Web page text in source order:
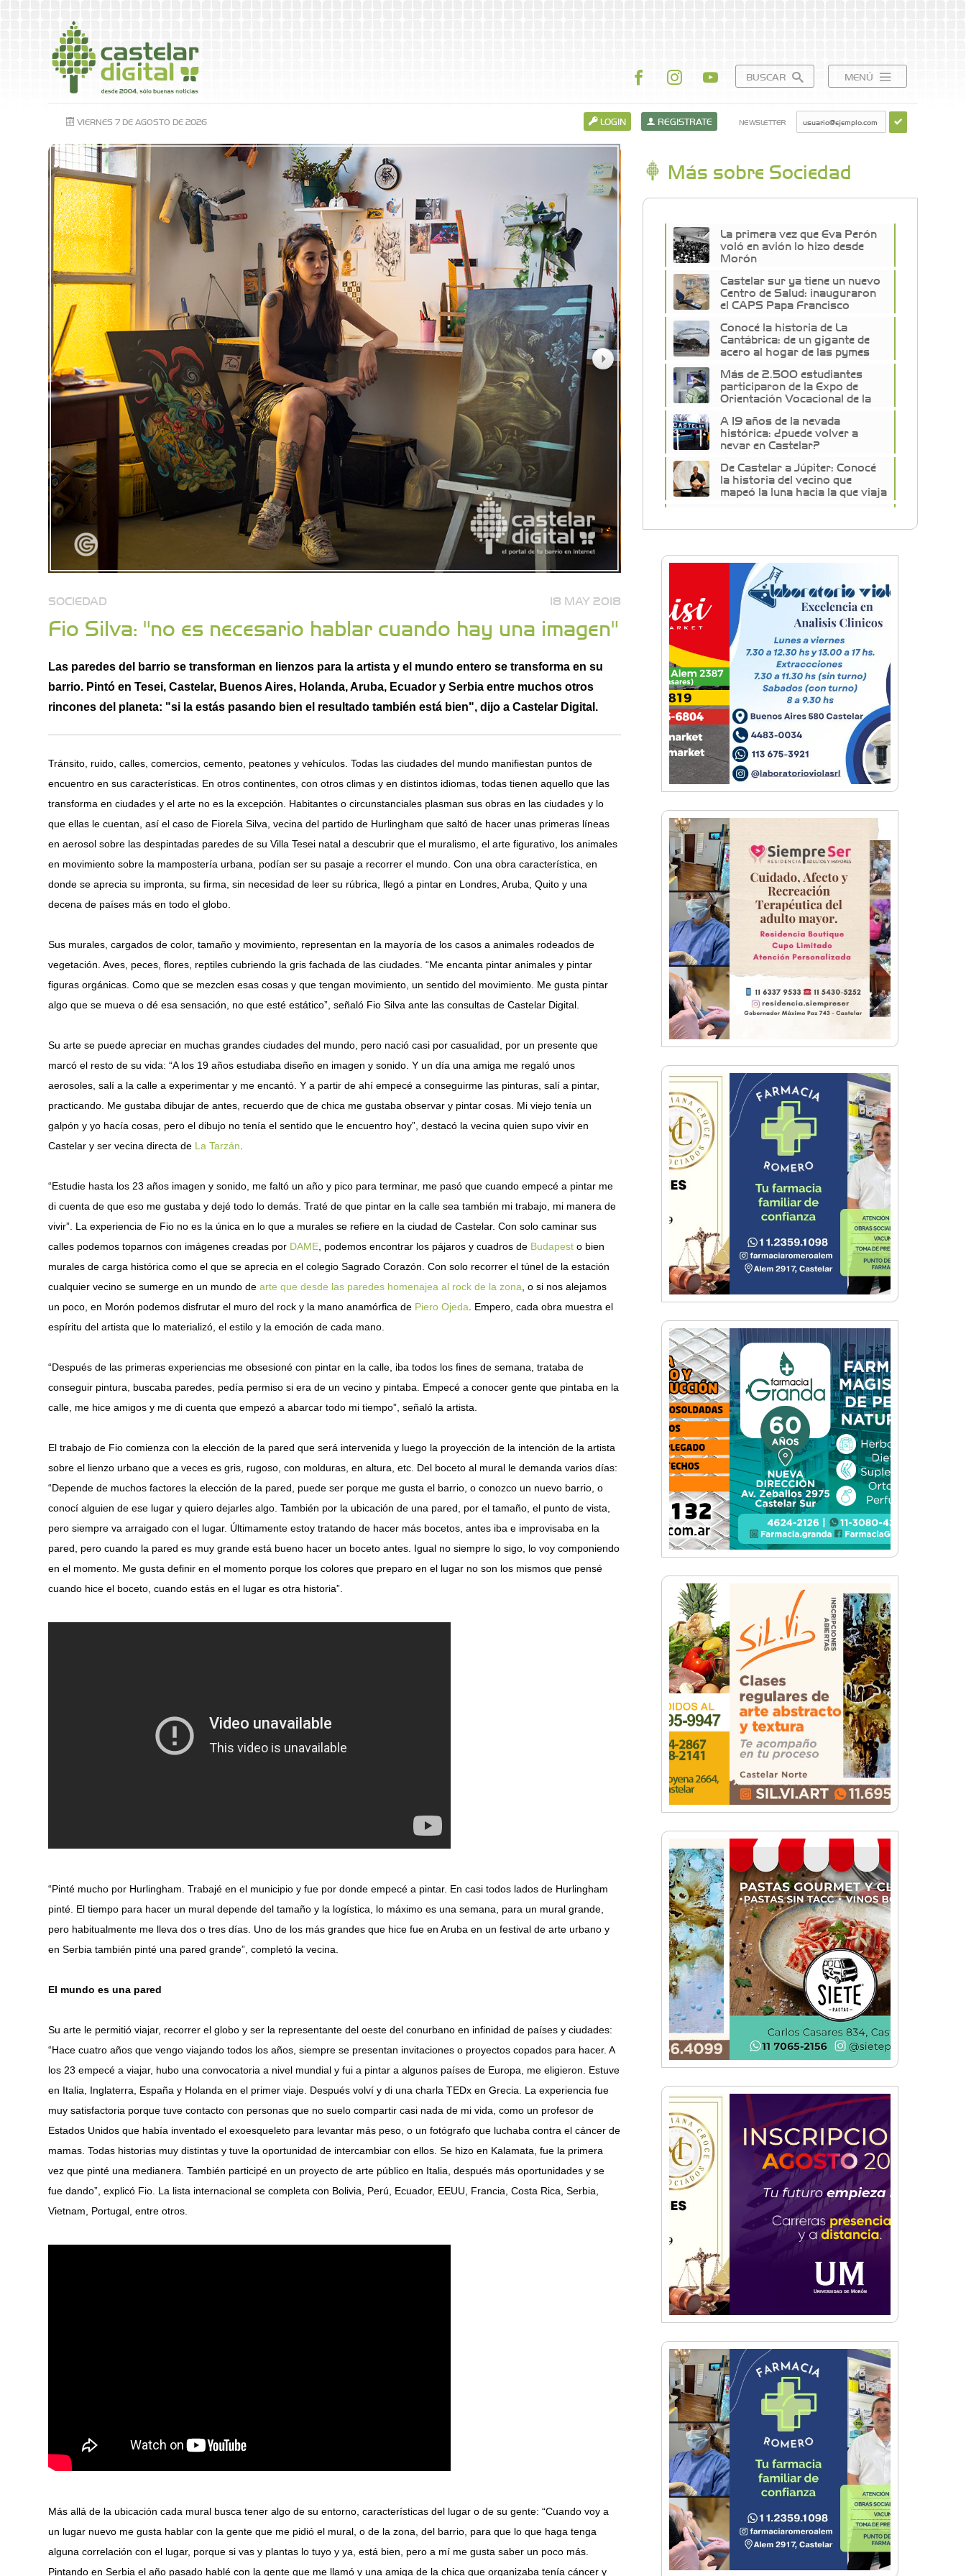
BUSCAR MENÚ
VIERNES 7 DE AGOSTO DE 2026 LOGIN REGISTRATE NEWSLETTER
SOCIEDAD 18 MAY 2018
Fio Silva: "no es necesario hablar cuando hay una imagen"
Las paredes del barrio se transforman en lienzos para la artista y el mundo entero se transforma en su
barrio. Pintó en Tesei, Castelar, Buenos Aires, Holanda, Aruba, Ecuador y Serbia entre muchos otros
rincones del planeta: "si la estás pasando bien el resultado también está bien", dijo a Castelar Digital.
Tránsito, ruido, calles, comercios, cemento, peatones y vehículos. Todas las ciudades del mundo manifiestan puntos de
encuentro en sus características. En otros continentes, con otros climas y en distintos idiomas, todas tienen aquello que las
transforma en ciudades y el arte no es la excepción. Habitantes o circunstanciales plasman sus obras en las ciudades y lo
que ellas le cuentan, así el caso de Fiorela Silva, vecina del partido de Hurlingham que saltó de hacer unas primeras líneas
en aerosol sobre las despintadas paredes de su Villa Tesei natal a descubrir que el muralismo, el arte figurativo, los animales
en movimiento sobre la mampostería urbana, podían ser su pasaje a recorrer el mundo. Con una obra característica, en
donde se aprecia su impronta, su firma, sin necesidad de leer su rúbrica, llegó a pintar en Londres, Aruba, Quito y una
decena de países más en todo el globo.
Sus murales, cargados de color, tamaño y movimiento, representan en la mayoría de los casos a animales rodeados de
vegetación. Aves, peces, flores, reptiles cubriendo la gris fachada de las ciudades. “Me encanta pintar animales y pintar
figuras orgánicas. Como que se mezclen esas cosas y que tengan movimiento, un sentido del movimiento. Me gusta pintar
algo que se mueva o dé esa sensación, no que esté estático”, señaló Fio Silva ante las consultas de Castelar Digital.
Su arte se puede apreciar en muchas grandes ciudades del mundo, pero nació casi por casualidad, por un presente que
marcó el resto de su vida: “A los 19 años estudiaba diseño en imagen y sonido. Y un día una amiga me regaló unos
aerosoles, salí a la calle a experimentar y me encantó. Y a partir de ahí empecé a conseguirme las pinturas, salí a pintar,
practicando. Me gustaba dibujar de antes, recuerdo que de chica me gustaba observar y pintar cosas. Mi viejo tenía un
galpón y yo hacía cosas, pero el dibujo no tenía el sentido que le encuentro hoy”, destacó la vecina quien supo vivir en
Castelar y ser vecina directa de La Tarzán
“Estudie hasta los 23 años imagen y sonido, me faltó un año y pico para terminar, me pasó que cuando empecé a pintar me
di cuenta de que eso me gustaba y dejé todo lo demás. Traté de que pintar en la calle sea también mi trabajo, mi manera de
vivir”. La experiencia de Fio no es la única en lo que a murales se refiere en la ciudad de Castelar. Con solo caminar sus
calles podemos toparnos con imágenes creadas por DAME , podemos encontrar los pájaros y cuadros de Budapest o bien
murales de carga histórica como el que se aprecia en el colegio Sagrado Corazón. Con solo recorrer el túnel de la estación
cualquier vecino se sumerge en un mundo dearte que desde las paredes homenajea al rock de la zona , o si nos alejamos
un poco, en Morón podemos disfrutar el muro del rock y la mano anamórfica de Piero Ojeda . Empero, cada obra muestra el
espíritu del artista que lo materializó, el estilo y la emoción de cada mano.
“Después de las primeras experiencias me obsesioné con pintar en la calle, iba todos los fines de semana, trataba de
conseguir pintura, buscaba paredes, pedía permiso si era de un vecino y pintaba. Empecé a conocer gente que pintaba en la
calle, me hice amigos y me di cuenta que empezó a abarcar todo mi tiempo”, señaló la artista.
El trabajo de Fio comienza con la elección de la pared que será intervenida y luego la proyección de la intención de la artista
sobre el lienzo urbano que a veces es gris, rugoso, con molduras, en altura, etc. Del boceto al mural le demanda varios días:
“Depende de muchos factores la elección de la pared, puede ser porque me gusta el barrio, o conozco un nuevo barrio, o
conocí alguien de ese lugar y quiero dejarles algo. También por la ubicación de una pared, por el tamaño, el punto de vista,
pero siempre va arraigado con el lugar. Últimamente estoy tratando de hacer más bocetos, antes iba e improvisaba en la
pared, pero cuando la pared es muy grande está bueno hacer un boceto antes. Igual no siempre lo sigo, lo voy componiendo
en el momento. Me gusta definir en el momento porque los colores que preparo en el lugar no son los mismos que pensé
cuando hice el boceto, cuando estás en el lugar es otra historia”.
“Pinté mucho por Hurlingham. Trabajé en el municipio y fue por donde empecé a pintar. En casi todos lados de Hurlingham
pinté. El tiempo para hacer un mural depende del tamaño y la logística, lo máximo es una semana, para un mural grande,
pero habitualmente me lleva dos o tres días. Uno de los más grandes que hice fue en Aruba en un festival de arte urbano y
en Serbia también pinté una pared grande”, completó la vecina.
El mundo es una pared
Su arte le permitió viajar, recorrer el globo y ser la representante del oeste del conurbano en infinidad de países y ciudades:
“Hace cuatro años que vengo viajando todos los años, siempre se presentan invitaciones o proyectos copados para hacer. A
los 23 empecé a viajar, hubo una convocatoria a nivel mundial y fui a pintar a algunos países de Europa, me eligieron. Estuve
en Italia, Inglaterra, España y Holanda en el primer viaje. Después volví y di una charla TEDx en Grecia. La experiencia fue
muy satisfactoria porque tuve contacto con personas que no suelo compartir casi nada de mi vida, como un profesor de
Estados Unidos que había inventado el exoesqueleto para levantar más peso, o un fotógrafo que luchaba contra el cáncer de
mamas. Todas historias muy distintas y tuve la oportunidad de intercambiar con ellos. Se hizo en Kalamata, fue la primera
vez que pinté una medianera. También participé en un proyecto de arte público en Italia, después más oportunidades y se
fue dando”, explicó Fio. La lista internacional se completa con Bolivia, Perú, Ecuador, EEUU, Francia, Costa Rica, Serbia,
Vietnam, Portugal, entre otros.
Más allá de la ubicación cada mural busca tener algo de su entorno, características del lugar o de su gente: “Cuando voy a
un lugar nuevo me gusta hablar con la gente que me pidió el mural, o de la zona, del barrio, para que lo que haga tenga
alguna correlación con el lugar, porque si vas y plantas lo tuyo y ya, está bien, pero a mí me gusta saber un poco más.
Pintando en Serbia el año pasado hablé con la gente que me llamó y una amiga de la chica que organizaba tenía cáncer y
Más sobre Sociedad
La primera vez que Eva Perón
voló en avión lo hizo desde
Morón
Castelar sur ya tiene un nuevo
Centro de Salud: inauguraron
el CAPS Papa Francisco
Conocé la historia de La
Cantábrica: de un gigante de
acero al hogar de las pymes
Más de 2.500 estudiantes
participaron de la Expo de
Orientación Vocacional de la
A 19 años de la nevada
histórica: ¿puede volver a
nevar en Castelar?
De Castelar a Júpiter: Conocé
la historia del vecino que
mapeó la luna hacia la que viaja
décadas de odontología en
Emiliano Brancciari inauguró
"El Banquito de Norita", el
nuevo ciclo cultural de la Casa
Museo Nora Cortiñas
No funcionará el Ferrocarril
Sarmiento por cuatro días
¡Sí, prometo! Miles de
estudiantes de Morón
prometieron lealtad a la
bandera
Empresas, emprendedores y
cultura se reunieron en Expo
Morón Se Muestra
Empezá a estudiar en agosto:
la Universidad de Morón abrió
las inscripciones para el
segundo cuatrimestre